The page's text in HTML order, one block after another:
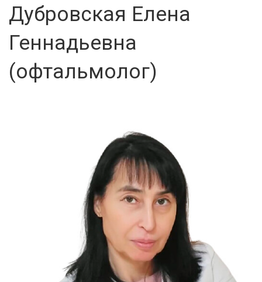
Дубровская Елена
Геннадьевна
(офтальмолог)